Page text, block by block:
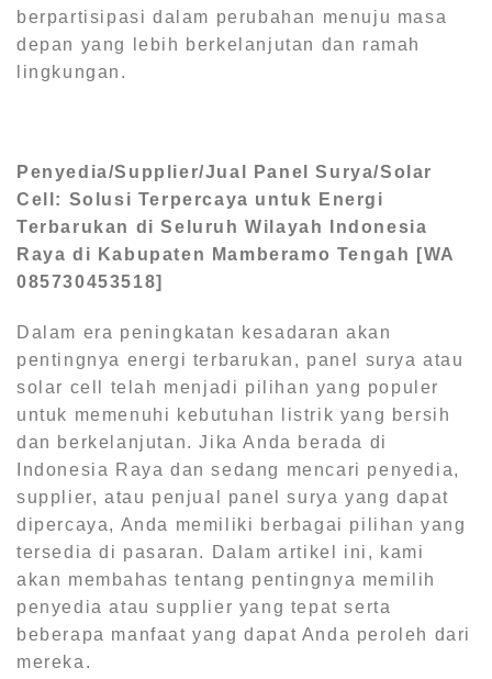
berpartisipasi dalam perubahan menuju masa
depan yang lebih berkelanjutan dan ramah
lingkungan.
Penyedia/Supplier/Jual Panel Surya/Solar
Cell: Solusi Terpercaya untuk Energi
Terbarukan di Seluruh Wilayah Indonesia
Raya di Kabupaten Mamberamo Tengah [WA
085730453518]
Dalam era peningkatan kesadaran akan
pentingnya energi terbarukan, panel surya atau
solar cell telah menjadi pilihan yang populer
untuk memenuhi kebutuhan listrik yang bersih
dan berkelanjutan. Jika Anda berada di
Indonesia Raya dan sedang mencari penyedia,
supplier, atau penjual panel surya yang dapat
dipercaya, Anda memiliki berbagai pilihan yang
tersedia di pasaran. Dalam artikel ini, kami
akan membahas tentang pentingnya memilih
penyedia atau supplier yang tepat serta
beberapa manfaat yang dapat Anda peroleh dari
mereka.